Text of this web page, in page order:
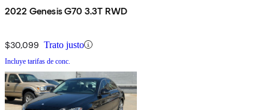
2022 Genesis G70 3.3T RWD
$30,099 Trato justo
Incluye tarifas de conc.